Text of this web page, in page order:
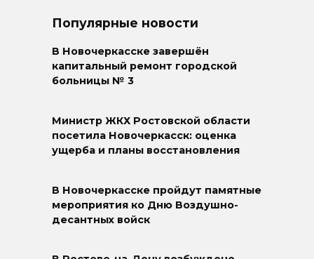
Популярные новости
В Новочеркасске завершён
капитальный ремонт городской
больницы № 3
Министр ЖКХ Ростовской области
посетила Новочеркасск: оценка
ущерба и планы восстановления
В Новочеркасске пройдут памятные
мероприятия ко Дню Воздушно-
десантных войск